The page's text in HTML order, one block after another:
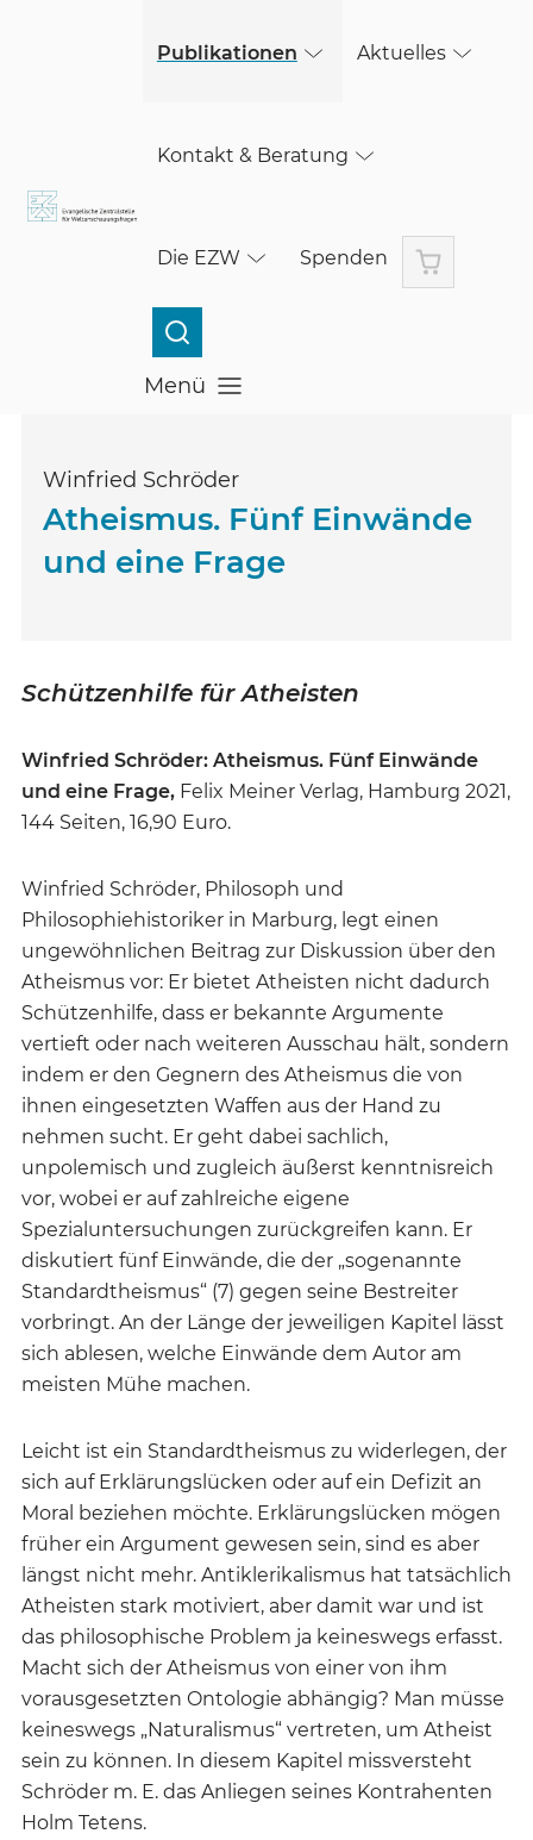
Publikationen Aktuelles
Kontakt & Beratung
Die EZW Spenden Warenkorb
Menü
Menü öffnen
Winfried Schröder
Atheismus. Fünf Einwände
und eine Frage
Schützenhilfe für Atheisten
Winfried Schröder: Atheismus. Fünf Einwände
und eine Frage, Felix Meiner Verlag, Hamburg 2021,
144 Seiten, 16,90 Euro.
Winfried Schröder, Philosoph und
Philosophiehistoriker in Marburg, legt einen
ungewöhnlichen Beitrag zur Diskussion über den
Atheismus vor: Er bietet Atheisten nicht dadurch
Schützenhilfe, dass er bekannte Argumente
vertieft oder nach weiteren Ausschau hält, sondern
indem er den Gegnern des Atheismus die von
ihnen eingesetzten Waffen aus der Hand zu
nehmen sucht. Er geht dabei sachlich,
unpolemisch und zugleich äußerst kenntnisreich
vor, wobei er auf zahlreiche eigene
Spezialuntersuchungen zurückgreifen kann. Er
diskutiert fünf Einwände, die der „sogenannte
Standardtheismus“ (7) gegen seine Bestreiter
vorbringt. An der Länge der jeweiligen Kapitel lässt
sich ablesen, welche Einwände dem Autor am
meisten Mühe machen.
Leicht ist ein Standardtheismus zu widerlegen, der
sich auf Erklärungslücken oder auf ein Defizit an
Moral beziehen möchte. Erklärungslücken mögen
früher ein Argument gewesen sein, sind es aber
längst nicht mehr. Antiklerikalismus hat tatsächlich
Atheisten stark motiviert, aber damit war und ist
das philosophische Problem ja keineswegs erfasst.
Macht sich der Atheismus von einer von ihm
vorausgesetzten Ontologie abhängig? Man müsse
keineswegs „Naturalismus“ vertreten, um Atheist
sein zu können. In diesem Kapitel missversteht
Schröder m. E. das Anliegen seines Kontrahenten
Holm Tetens.